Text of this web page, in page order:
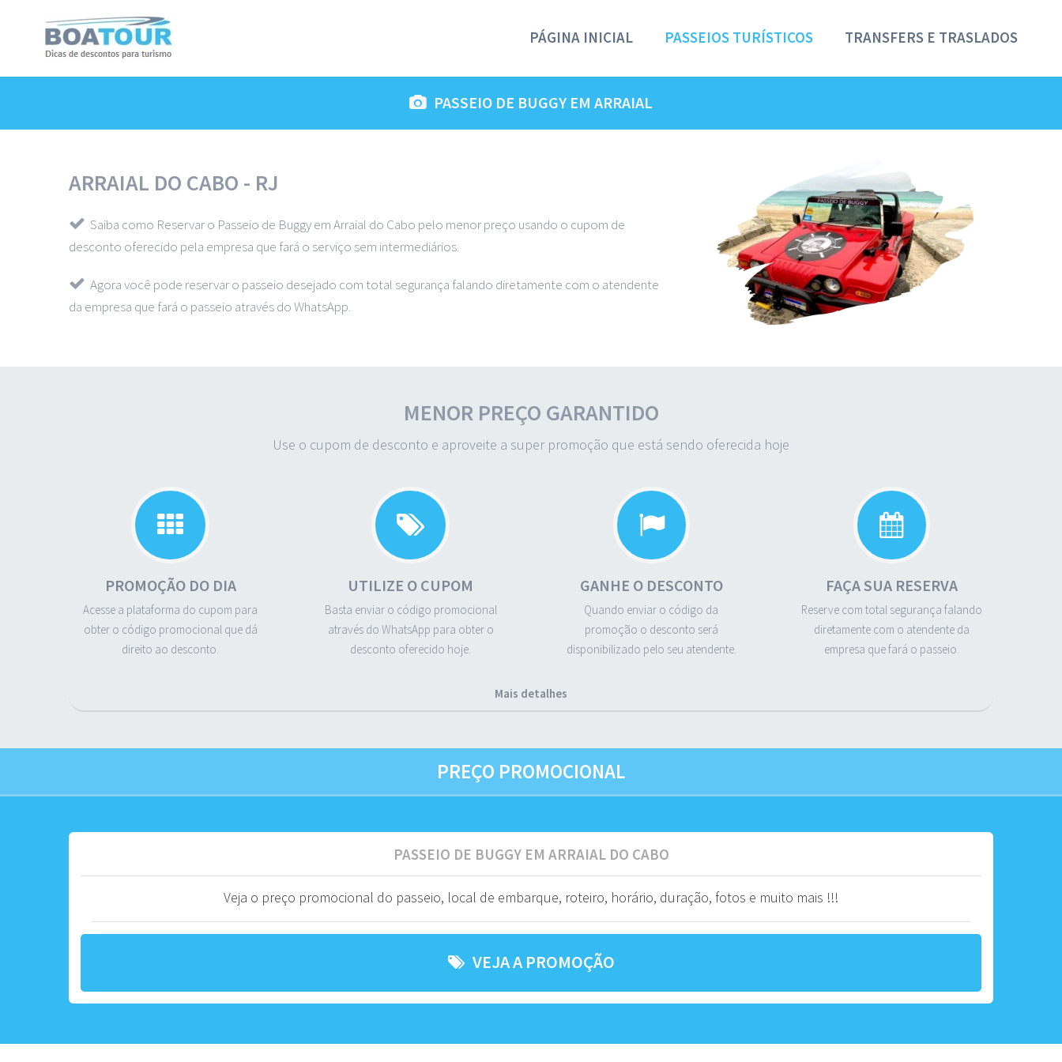
PÁGINA INICIAL PASSEIOS TURÍSTICOS TRANSFERS E TRASLADOS
PASSEIO DE BUGGY EM ARRAIAL
ARRAIAL DO CABO - RJ
Saiba como Reservar o Passeio de Buggy em Arraial do Cabo pelo menor preço usando o cupom de
desconto oferecido pela empresa que fará o serviço sem intermediários.
Agora você pode reservar o passeio desejado com total segurança falando diretamente com o atendente
da empresa que fará o passeio através do WhatsApp.
MENOR PREÇO GARANTIDO
Use o cupom de desconto e aproveite a super promoção que está sendo oferecida hoje
PROMOÇÃO DO DIA
Acesse a plataforma do cupom para
obter o código promocional que dá
direito ao desconto.
UTILIZE O CUPOM
Basta enviar o código promocional
através do WhatsApp para obter o
desconto oferecido hoje.
GANHE O DESCONTO
Quando enviar o código da
promoção o desconto será
disponibilizado pelo seu atendente.
FAÇA SUA RESERVA
Reserve com total segurança falando
diretamente com o atendente da
empresa que fará o passeio.
Mais detalhes
PREÇO PROMOCIONAL
PASSEIO DE BUGGY EM ARRAIAL DO CABO
Veja o preço promocional do passeio, local de embarque, roteiro, horário, duração, fotos e muito mais !!!
VEJA A PROMOÇÃO